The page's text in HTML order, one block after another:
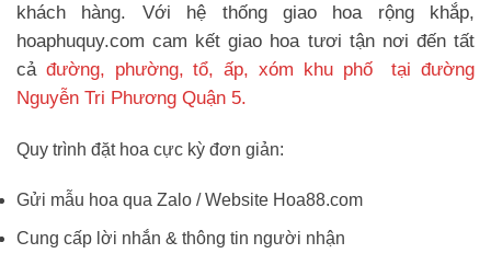
khách hàng. Với hệ thống giao hoa rộng khắp,
hoaphuquy.com cam kết giao hoa tươi tận nơi đến tất
cả đường, phường, tổ, ấp, xóm khu phố tại đường
Nguyễn Tri Phương Quận 5.
Quy trình đặt hoa cực kỳ đơn giản:
Gửi mẫu hoa qua Zalo / Website Hoa88.com
Cung cấp lời nhắn & thông tin người nhận